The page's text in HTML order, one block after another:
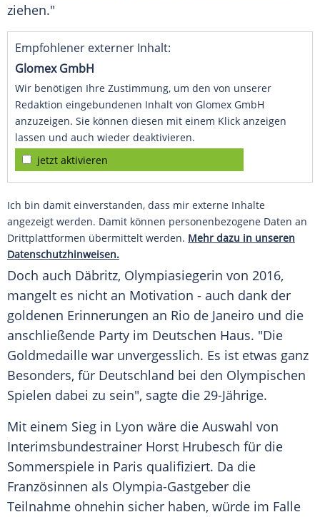
ziehen."
Empfohlener externer Inhalt:
Glomex GmbH
Wir benötigen Ihre Zustimmung, um den von unserer
Redaktion eingebundenen Inhalt von Glomex GmbH
anzuzeigen. Sie können diesen mit einem Klick anzeigen
lassen und auch wieder deaktivieren.
jetzt aktivieren
Ich bin damit einverstanden, dass mir externe Inhalte
angezeigt werden. Damit können personenbezogene Daten an
Drittplattformen übermittelt werden. Mehr dazu in unseren
Datenschutzhinweisen.
Doch auch Däbritz, Olympiasiegerin von 2016,
mangelt es nicht an Motivation - auch dank der
goldenen Erinnerungen an Rio de Janeiro und die
anschließende Party im Deutschen Haus. "Die
Goldmedaille war unvergesslich. Es ist etwas ganz
Besonders, für Deutschland bei den Olympischen
Spielen dabei zu sein", sagte die 29-Jährige.
Mit einem Sieg in Lyon wäre die Auswahl von
Interimsbundestrainer Horst Hrubesch für die
Sommerspiele in Paris qualifiziert. Da die
Französinnen als Olympia-Gastgeber die
Teilnahme ohnehin sicher haben, würde im Falle